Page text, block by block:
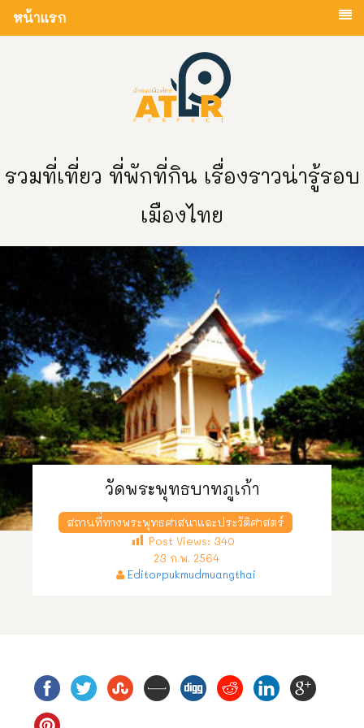
หน้าแรก
รวมที่เที่ยว ที่พักที่กิน เรื่องราวน่ารู้รอบ
เมืองไทย
วัดพระพุทธบาทภูเก้า
สถานที่ทางพระพุทธศาสนาและประวัติศาสตร์
Post Views: 340
23 ก.พ. 2564
Editorpukmudmuangthai